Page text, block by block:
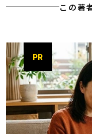
この著
PR